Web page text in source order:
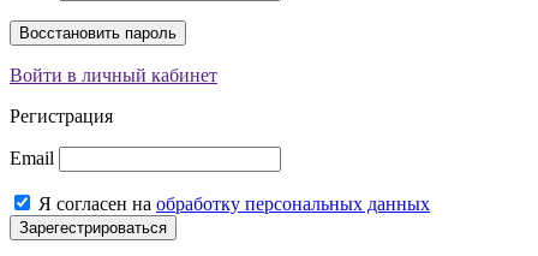
Войти в личный кабинет
Регистрация
Email
Я согласен на обработку персональных данных